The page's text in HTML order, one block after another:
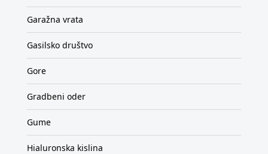
Garažna vrata
Gasilsko društvo
Gore
Gradbeni oder
Gume
Hialuronska kislina